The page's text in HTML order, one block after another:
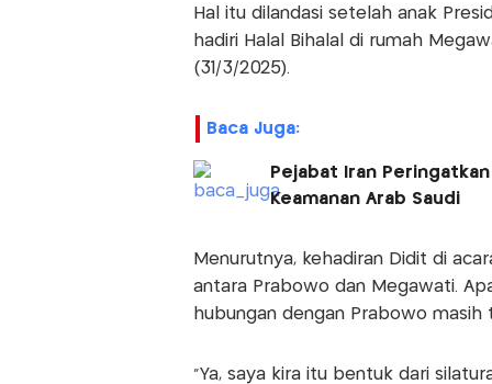
Hal itu dilandasi setelah anak
hadiri Halal Bihalal di rumah
(31/3/2025).
Baca Juga:
Pejabat Iran
Keamanan Arab Saudi
Menurutnya, kehadiran Didit di
antara Prabowo dan Megawati.
hubungan dengan Prabowo masih
"Ya, saya kira itu bentuk dari